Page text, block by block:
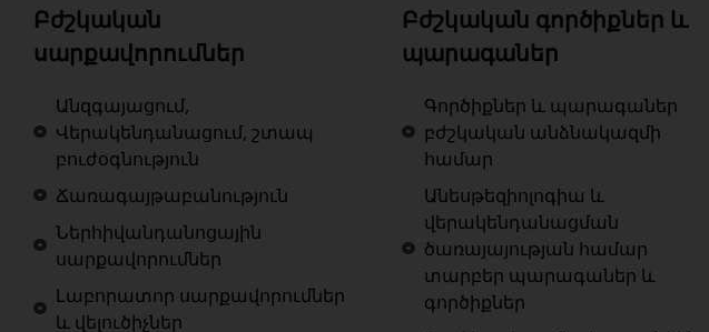
Բժշկական
սարքավորումներ
Անզգայացում,
Վերակենդանացում, շտապ
բուժօգնություն
Ճառագայթաբանություն
Ներհիվանդանոցային
սարքավորումներ
Լաբորատոր սարքավորումներ
և վելուծիչներ
Բժշկական գործիքներ և
պարագաներ
Գործիքներ և պարագաներ
բժշկական անձնակազմի
համար
Անեսթեզիոլոգիա և
վերակենդանացման
ծառայայության համար
տարբեր պարագաներ և
գործիքներ